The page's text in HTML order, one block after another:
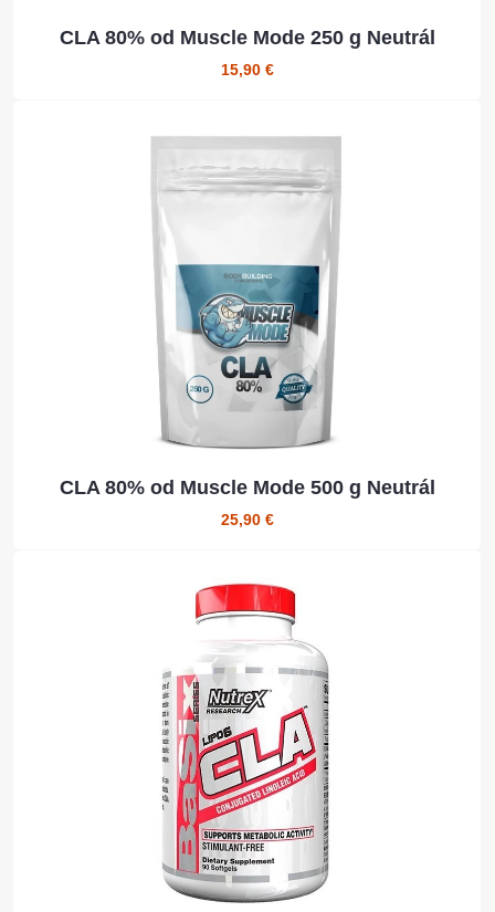
CLA 80% od Muscle Mode 250 g Neutrál
15,90 €
CLA 80% od Muscle Mode 500 g Neutrál
25,90 €